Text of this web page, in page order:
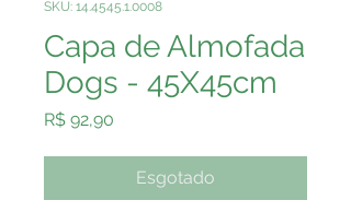
SKU: 14.4545.1.0008
Capa de Almofada
Dogs - 45X45cm
R$ 92,90
Esgotado